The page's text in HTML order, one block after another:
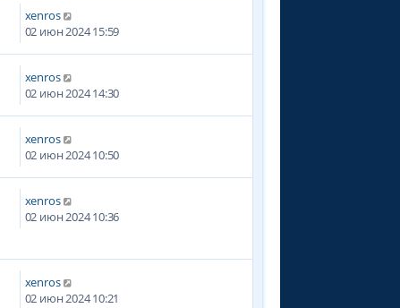
xenros
02 июн 2024 15:59
xenros
02 июн 2024 14:30
xenros
02 июн 2024 10:50
xenros
02 июн 2024 10:36
xenros
02 июн 2024 10:21